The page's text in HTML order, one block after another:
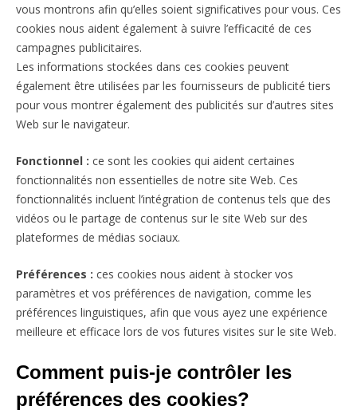
vous montrons afin qu’elles soient significatives pour vous. Ces
cookies nous aident également à suivre l’efficacité de ces
campagnes publicitaires.
Les informations stockées dans ces cookies peuvent
également être utilisées par les fournisseurs de publicité tiers
pour vous montrer également des publicités sur d’autres sites
Web sur le navigateur.
Fonctionnel : ce sont les cookies qui aident certaines
fonctionnalités non essentielles de notre site Web. Ces
fonctionnalités incluent l’intégration de contenus tels que des
vidéos ou le partage de contenus sur le site Web sur des
plateformes de médias sociaux.
Préférences : ces cookies nous aident à stocker vos
paramètres et vos préférences de navigation, comme les
préférences linguistiques, afin que vous ayez une expérience
meilleure et efficace lors de vos futures visites sur le site Web.
Comment puis-je contrôler les
préférences des cookies?